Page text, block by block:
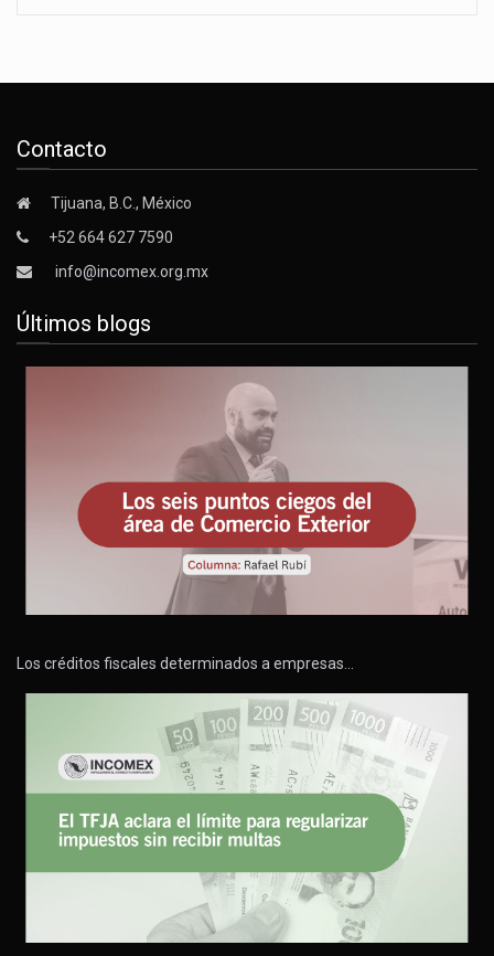
Contacto
Tijuana, B.C., México
+52 664 627 7590
info@incomex.org.mx
Últimos blogs
Los créditos fiscales determinados a empresas…